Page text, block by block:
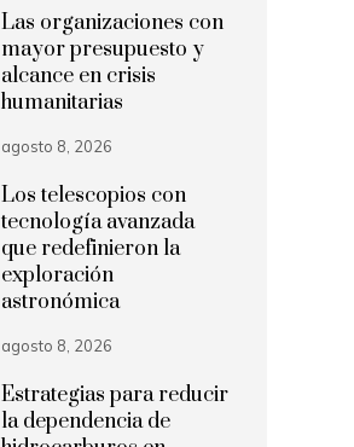
Las organizaciones con
mayor presupuesto y
alcance en crisis
humanitarias
agosto 8, 2026
Los telescopios con
tecnología avanzada
que redefinieron la
exploración
astronómica
agosto 8, 2026
Estrategias para reducir
la dependencia de